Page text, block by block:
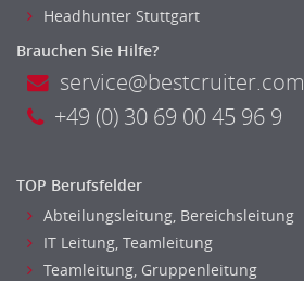
Headhunter Stuttgart
Brauchen Sie Hilfe?
service@bestcruiter.com
+49 (0) 30 69 00 45 96 9
TOP Berufsfelder
Abteilungsleitung, Bereichsleitung
IT Leitung, Teamleitung
Teamleitung, Gruppenleitung